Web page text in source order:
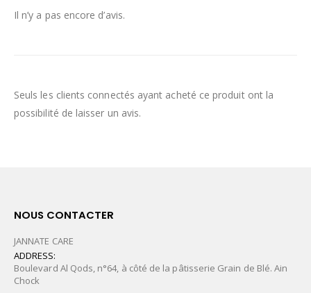
Il n’y a pas encore d’avis.
Seuls les clients connectés ayant acheté ce produit ont la
possibilité de laisser un avis.
NOUS CONTACTER
JANNATE CARE
ADDRESS:
Boulevard Al Qods, n°64, à côté de la pâtisserie Grain de Blé. Ain
Chock